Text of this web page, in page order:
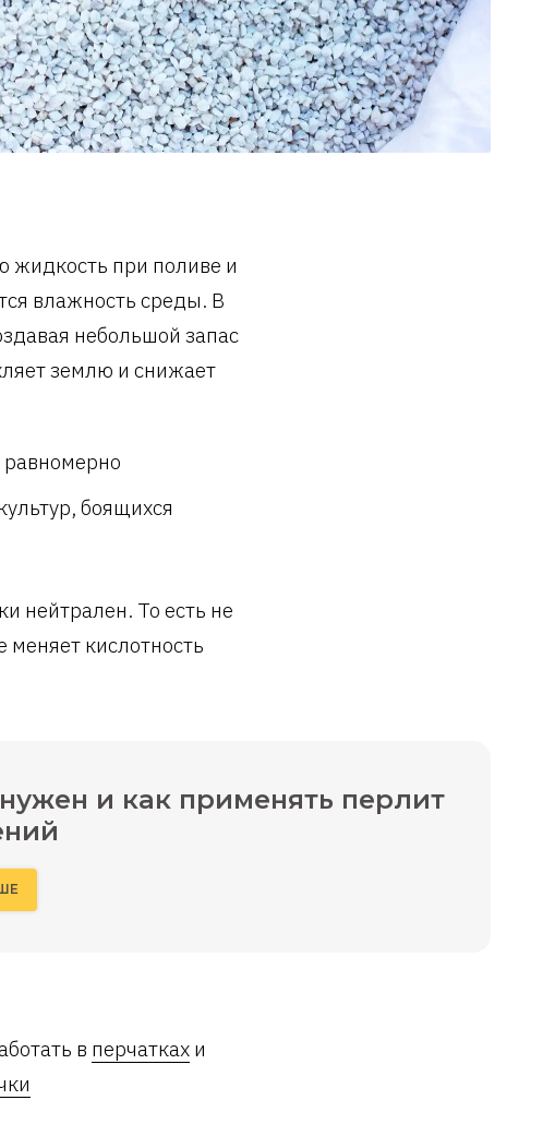
жидкость при поливе и
влажность среды. В
небольшой запас
землю и снижает
равномерно
боящихся
нейтрален. То есть не
кислотность
и как применять перлит
в перчатках и